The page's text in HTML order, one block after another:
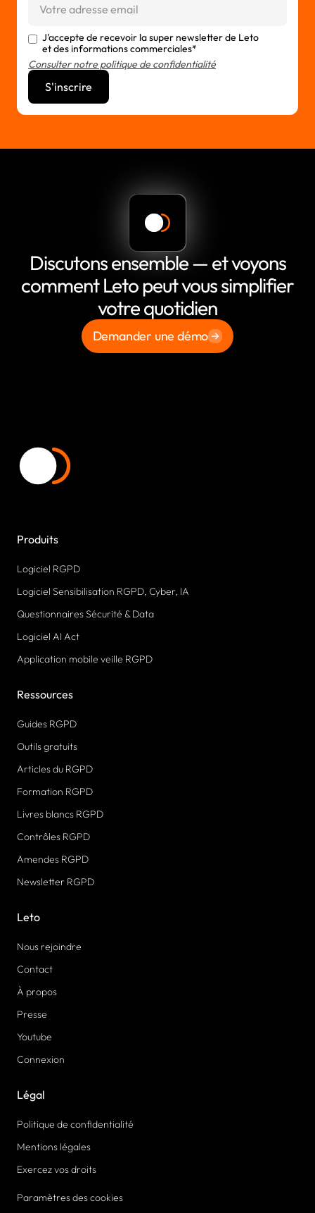
J'accepte de recevoir la super newsletter de Leto
et des informations commerciales*
Consulter notre politique de confidentialité
Discutons ensemble — et voyons
comment Leto peut vous simplifier
votre quotidien
Demander une démo
Produits
Logiciel RGPD
Logiciel Sensibilisation RGPD, Cyber, IA
Questionnaires Sécurité & Data
Logiciel AI Act
Application mobile veille RGPD
Ressources
Guides RGPD
Outils gratuits
Articles du RGPD
Formation RGPD
Livres blancs RGPD
Contrôles RGPD
Amendes RGPD
Newsletter RGPD
Leto
Nous rejoindre
Contact
À propos
Presse
Youtube
Connexion
Légal
Politique de confidentialité
Mentions légales
Exercez vos droits
Paramètres des cookies